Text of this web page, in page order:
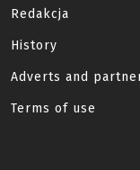
Redakcja
History
Adverts and
Terms of use